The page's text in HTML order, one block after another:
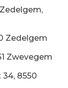
Zedelgem
Zwevegem
34, 8550